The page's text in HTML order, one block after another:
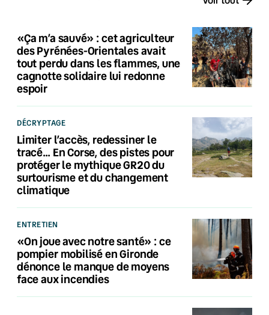
«Ça m’a sauvé» : cet agriculteur
des Pyrénées-Orientales avait
tout perdu dans les flammes, une
cagnotte solidaire lui redonne
espoir
DÉCRYPTAGE
Limiter l’accès, redessiner le
tracé… En Corse, des pistes pour
protéger le mythique GR20 du
surtourisme et du changement
climatique
ENTRETIEN
«On joue avec notre santé» : ce
pompier mobilisé en Gironde
dénonce le manque de moyens
face aux incendies